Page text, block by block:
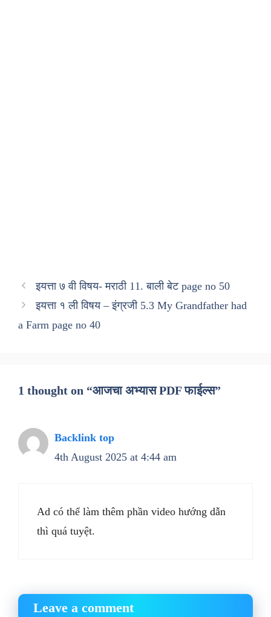
इयत्ता ७ वी विषय- मराठी 11. बाली बेट page no 50
इयत्ता १ ली विषय – इंग्रजी 5.3 My Grandfather had
a Farm page no 40
1 thought on “आजचा अभ्यास PDF फाईल्स”
Backlink top
4th August 2025 at 4:44 am
Ad có thể làm thêm phần video hướng dẫn
thì quá tuyệt.
Leave a comment